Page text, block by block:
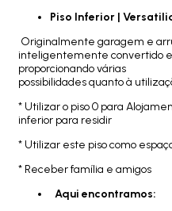
Piso Inferior |
Originalmente garagem e
inteligentemente convertido
proporcionando várias
possibilidades quanto à
* Utilizar o piso 0 para
inferior para residir
* Utilizar este piso como
* Receber família e amigos
Aqui encontramos: